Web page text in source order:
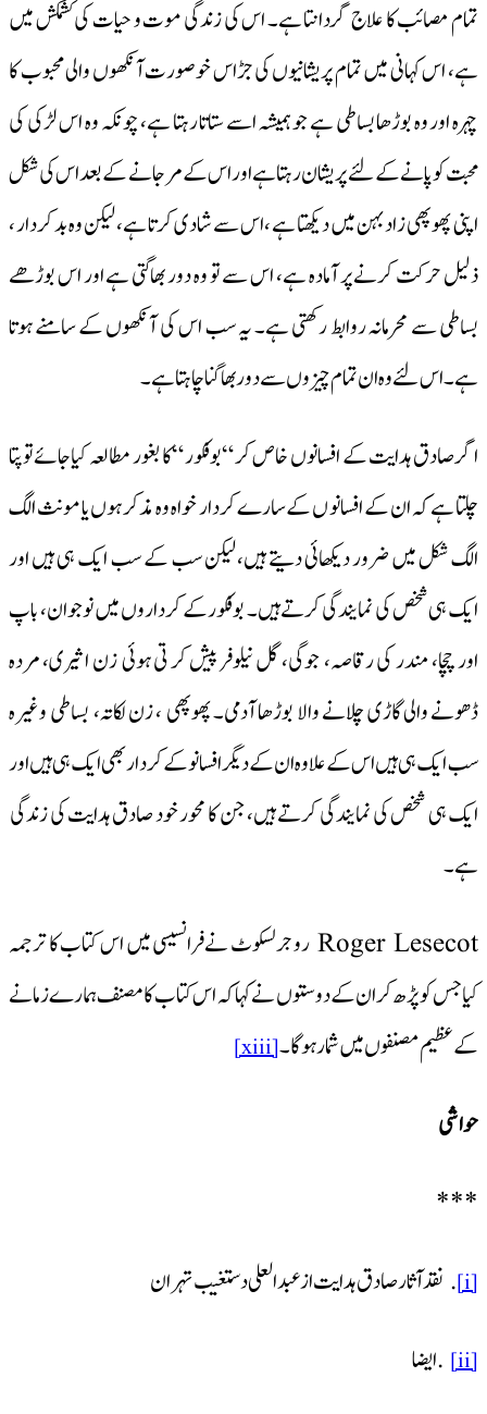
تمام مصائب کا علاج گردانتا ہے۔ اس کی زندگی موت و حیات کی کشمکش میں
ہے، اس کہانی میں تمام پریشانیوں کی جڑاس خوصورت آنکھوں والی محبوب کا
چہرہ اور وہ بوڑھا بساطی ہے جو ہمیشہ اسے ستاتا رہتا ہے، چونکہ وہ اس لڑکی کی
محبت کو پانے کے لئے پریشان رہتا ہے اور اس کے مر جانے کے بعد اس کی شکل
اپنی پھوپھی زاد بہن میں دیکھتا ہے ،اس سے شادی کرتا ہے، لیکن وہ بد کردار ،
ذلیل حرکت کرنے پر آمادہ ہے، اس سے تو وہ دور بھاگتی ہے اور اس بوڑھے
بساطی سے محرمانہ روابط رکھتی ہے۔ یہ سب اس کی آنکھوں کے سامنے ہوتا
ہے۔ اس لئے وہ ان تمام چیزوں سے دور بھاگنا چاہتا ہے۔
اگر صادق ہدایت کے افسانوں خاص کر “بوفکور “کا بغور مطالعہ کیاجائےتو پتا
چلتا ہے کہ ان کے افسانو ں کے سارے کردار خواہ وہ مذکر ہوں یا مونث الگ
الگ شکل میں ضرور دیکھائی دیتے ہیں، لیکن سب کے سب ایک ہی ہیں اور
ایک ہی شخص کی نمایندگی کرتے ہیں۔ بوفکور کے کرداروں میں نوجوان، باپ
اور چچا، مندر کی رقاصہ، جوگی، گل نیلوفر پیش کر تی ہوئی زن اثیری، مردہ
ڈھونے والی گاڑی چلانے والا بوڑھا آدمی۔ پھوپھی ، زن لکاتہ، بساطی وغیرہ
سب ایک ہی ہیں اس کے علاو ہ ان کے دیگر افسانو کے کر دار بھی ایک ہی ہیں اور
ایک ہی شخص کی نمایندگی کرتے ہیں، جن کا محور خود صادق ہدایت کی زندگی
ہے۔
Roger Lesecot روجرلسکوٹ نےفرانسیسی میں اس کتاب کا ترجمہ
کیا جس کو پڑھ کر ان کے دوستوں نے کہا کہ اس کتاب کامصنف ہمارے زمانے
کے عظیم مصنفوں میں شمار ہوگا ۔[xiii]
حواشی
***
[i] . نقدآثار صادق ہدایت از عبد العلی دستغیب تہران
[ii] .ایضا